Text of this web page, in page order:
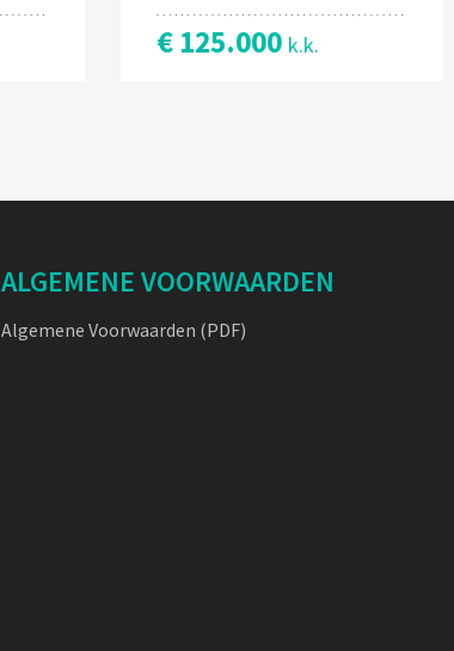
€ 125.000 k.k.
ALGEMENE VOORWAARDEN
Algemene Voorwaarden (PDF)